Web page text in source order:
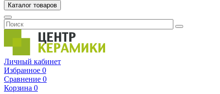
Каталог товаров
Личный кабинет
Избранное 0
Сравнение 0
Корзина 0